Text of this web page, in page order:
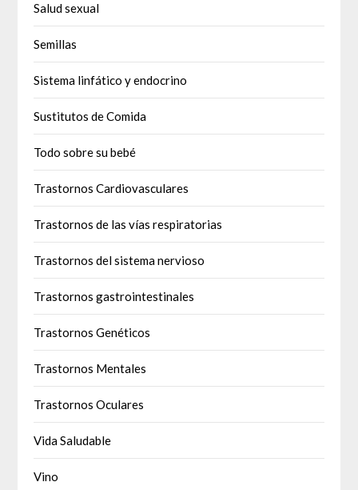
Salud sexual
Semillas
Sistema linfático y endocrino
Sustitutos de Comida
Todo sobre su bebé
Trastornos Cardiovasculares
Trastornos de las vías respiratorias
Trastornos del sistema nervioso
Trastornos gastrointestinales
Trastornos Genéticos
Trastornos Mentales
Trastornos Oculares
Vida Saludable
Vino